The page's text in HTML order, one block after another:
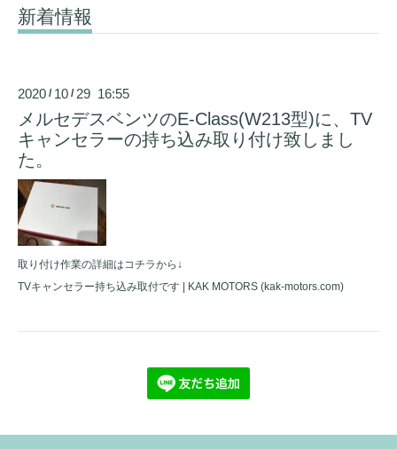
新着情報
2020 / 10 / 29 16:55
メルセデスベンツのE-Class(W213型)に、TV
キャンセラーの持ち込み取り付け致しまし
た。
取り付け作業の詳細はコチラから↓
TVキャンセラー持ち込み取付です | KAK MOTORS (kak-motors.com)